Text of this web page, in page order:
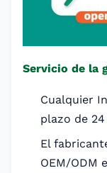
Servicio de la
Cualquier
plazo de
El
OEM/ODM